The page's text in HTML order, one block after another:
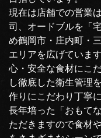
現在は店舗での営業
司、オードブルを「
め鶴岡市・庄内町・
エリアを広げていま
心・安全な食材にこ
し徹底した衛生管理
作りにこだわり丁寧
長年培った「おもて
ただきますので食材